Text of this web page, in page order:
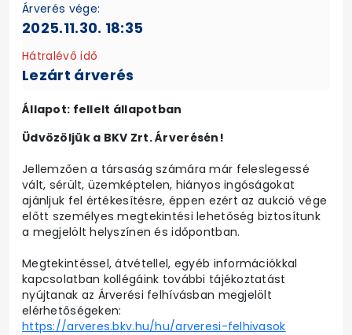
Árverés vége:
2025.11.30. 18:35
Hátralévő idő
Lezárt árverés
Állapot: fellelt állapotban
Üdvözöljük a BKV Zrt. Árverésén!
Jellemzően a társaság számára már feleslegessé
vált, sérült, üzemképtelen, hiányos ingóságokat
ajánljuk fel értékesítésre, éppen ezért az aukció vége
előtt személyes megtekintési lehetőség biztosítunk
a megjelölt helyszínen és időpontban.
Megtekintéssel, átvétellel, egyéb információkkal
kapcsolatban kollégáink további tájékoztatást
nyújtanak az Árverési felhívásban megjelölt
elérhetőségeken:
https://arveres.bkv.hu/hu/arveresi-felhivasok